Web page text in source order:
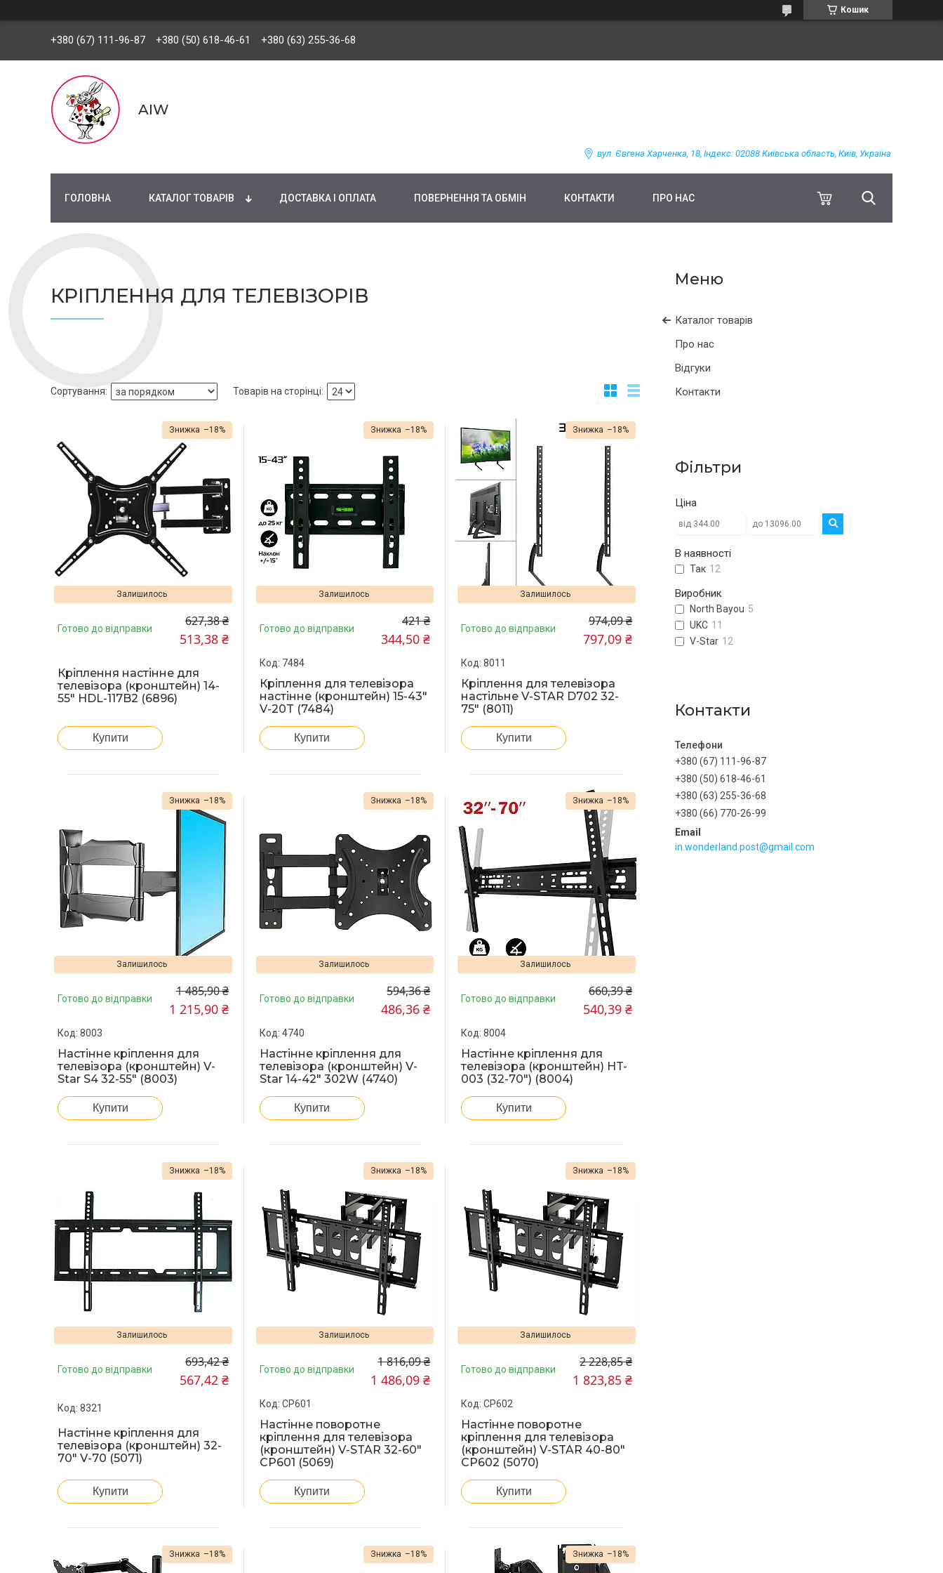
Кошик
+380 (67) 111-96-87 +380 (50) 618-46-61 +380 (63) 255-36-68
AIW
вул. Євгена Харченка, 18, Індекс: 02088 Київська область, Київ, Україна
ГОЛОВНА КАТАЛОГ ТОВАРІВ ДОСТАВКА І ОПЛАТА ПОВЕРНЕННЯ ТА ОБМІН КОНТАКТИ ПРО НАС
Каталог товарів
Про нас
Відгуки
Контакти
Фільтри
Ціна
В наявності
Так 12
Виробник
North Bayou 5
UKC 11
V-Star 12
Контакти
+380 (67) 111-96-87
+380 (50) 618-46-61
+380 (63) 255-36-68
+380 (66) 770-26-99
in.wonderland.post@gmail.com
КРІПЛЕННЯ ДЛЯ ТЕЛЕВІЗОРІВ
–18%
Залишилось
Готово до відправки 627,38 ₴
513,38 ₴
Кріплення настінне для
телевізора (кронштейн) 14-
55" HDL-117B2 (6896)
Купити
–18%
Залишилось
Готово до відправки 421 ₴
344,50 ₴
7484
Кріплення для телевізора
настінне (кронштейн) 15-43"
V-20T (7484)
Купити
–18%
Залишилось
Готово до відправки 974,09 ₴
797,09 ₴
8011
Кріплення для телевізора
настільне V-STAR D702 32-
75" (8011)
Купити
–18%
Залишилось
Готово до відправки 1 485,90 ₴
1 215,90 ₴
8003
Настінне кріплення для
телевізора (кронштейн) V-
Star S4 32-55" (8003)
Купити
–18%
Залишилось
Готово до відправки 594,36 ₴
486,36 ₴
4740
Настінне кріплення для
телевізора (кронштейн) V-
Star 14-42" 302W (4740)
Купити
–18%
Залишилось
Готово до відправки 660,39 ₴
540,39 ₴
8004
Настінне кріплення для
телевізора (кронштейн) HT-
003 (32-70") (8004)
Купити
–18%
Залишилось
Готово до відправки 693,42 ₴
567,42 ₴
8321
Настінне кріплення для
телевізора (кронштейн) 32-
70" V-70 (5071)
Купити
–18%
Залишилось
Готово до відправки 1 816,09 ₴
1 486,09 ₴
CP601
Настінне поворотне
кріплення для телевізора
(кронштейн) V-STAR 32-60"
CP601 (5069)
Купити
–18%
Залишилось
Готово до відправки 2 228,85 ₴
1 823,85 ₴
CP602
Настінне поворотне
кріплення для телевізора
(кронштейн) V-STAR 40-80"
CP602 (5070)
Купити
–18% –18% –18%